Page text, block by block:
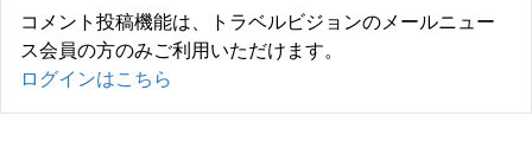
コメント投稿機能は、トラベルビジョンのメールニュー
ス会員の方のみご利用いただけます。
ログインはこちら